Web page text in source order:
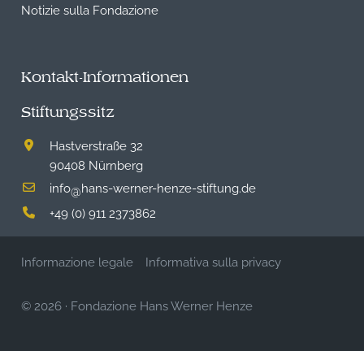
Notizie sulla Fondazione
Kontakt-Informationen
Stiftungssitz
Hastverstraße 32
90408 Nürnberg
info@hans-werner-henze-stiftung.de
+49 (0) 911 2373862
Informazione legale Informativa sulla privacy
© 2026 · Fondazione Hans Werner Henze